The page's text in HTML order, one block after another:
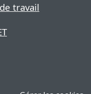
travail